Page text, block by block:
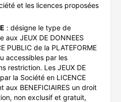
et les licences proposées
: désigne le type de
aux JEUX DE DONNEES
PUBLIC de la PLATEFORME
accessibles par les
restriction. Les JEUX DE
la Société en LICENCE
aux BENEFICIAIRES un droit
non exclusif et gratuit,